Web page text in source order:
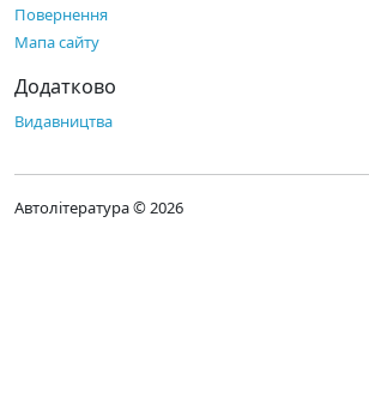
Повернення
Мапа сайту
Додатково
Видавництва
Автолітература © 2026